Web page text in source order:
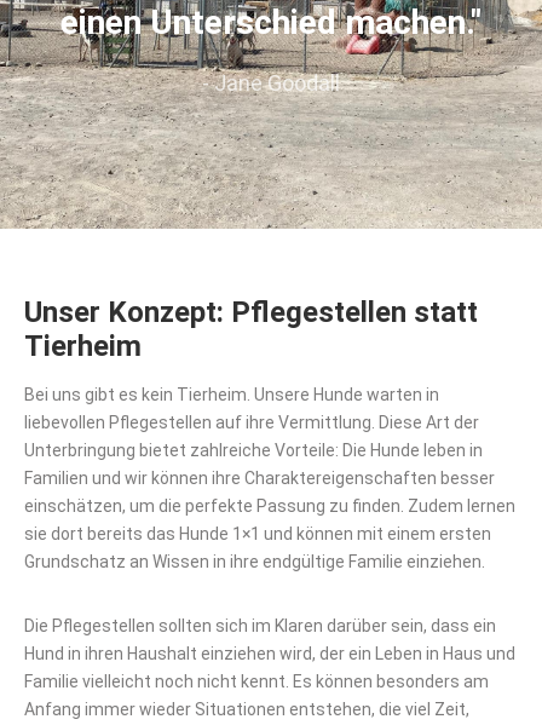
einen Unterschied machen."
- Jane Goodall
Unser Konzept: Pflegestellen statt
Tierheim
Bei uns gibt es kein Tierheim. Unsere Hunde warten in
liebevollen Pflegestellen auf ihre Vermittlung. Diese Art der
Unterbringung bietet zahlreiche Vorteile: Die Hunde leben in
Familien und wir können ihre Charaktereigenschaften besser
einschätzen, um die perfekte Passung zu finden. Zudem lernen
sie dort bereits das Hunde 1×1 und können mit einem ersten
Grundschatz an Wissen in ihre endgültige Familie einziehen.
Die Pflegestellen sollten sich im Klaren darüber sein, dass ein
Hund in ihren Haushalt einziehen wird, der ein Leben in Haus und
Familie vielleicht noch nicht kennt. Es können besonders am
Anfang immer wieder Situationen entstehen, die viel Zeit,